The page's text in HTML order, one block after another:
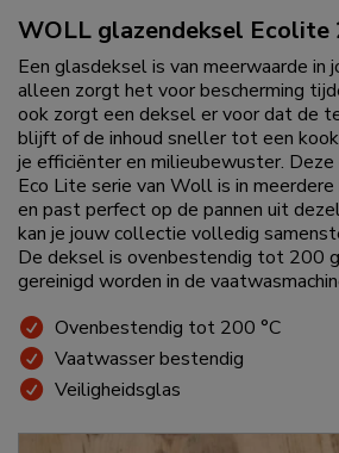
WOLL glazendeksel Ecolite
Een glasdeksel is van meerwaarde in
alleen zorgt het voor bescherming
ook zorgt een deksel er voor dat de
blijft of de inhoud sneller tot een
je efficiënter en milieubewuster.
Eco Lite serie van Woll is in
en past perfect op de pannen uit
kan je jouw collectie volledig
De deksel is ovenbestendig tot 200
gereinigd worden in de
Ovenbestendig tot 200 °C
Vaatwasser bestendig
Veiligheidsglas